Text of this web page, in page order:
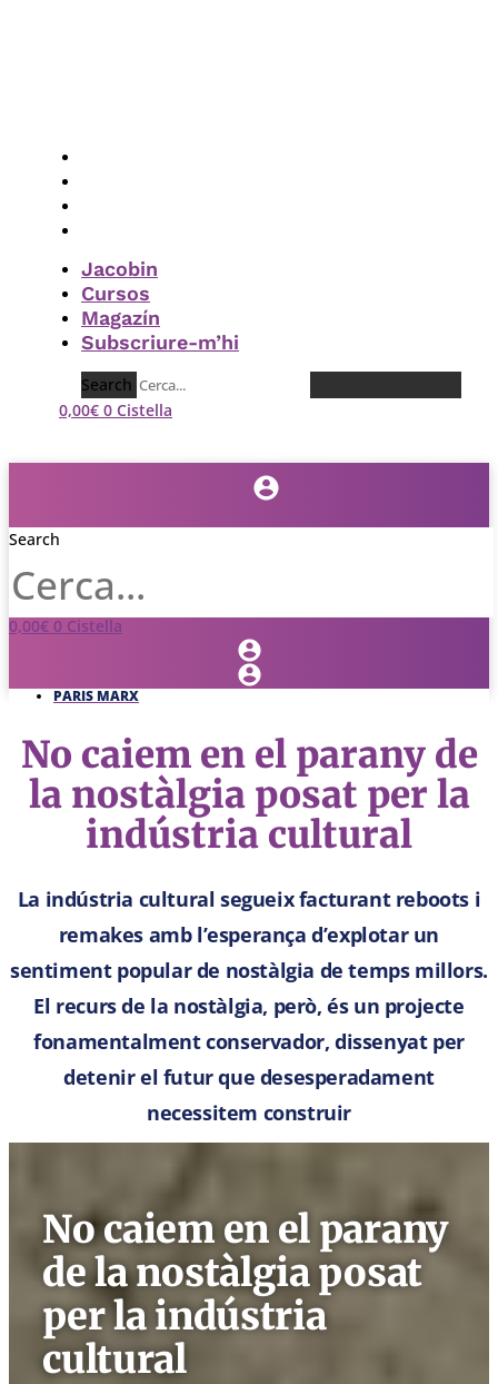
Jacobin
Cursos
Magazín
Subscriure-m’hi
Search
0,00€ 0 Cistella
Search
0,00€ 0 Cistella
PARIS MARX
No caiem en el parany de
la nostàlgia posat per la
indústria cultural
La indústria cultural segueix facturant reboots i
remakes amb l’esperança d’explotar un
sentiment popular de nostàlgia de temps millors.
El recurs de la nostàlgia, però, és un projecte
fonamentalment conservador, dissenyat per
detenir el futur que desesperadament
necessitem construir
No caiem en el parany
de la nostàlgia posat
per la indústria
cultural